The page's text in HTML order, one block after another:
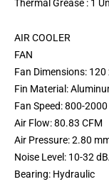
Thermal Grease : 1
AIR COOLER
FAN
Fan Dimensions:
Fin Material:
Fan Speed: 800-
Air Flow: 80.83 CFM
Air Pressure: 2.80
Noise Level: 10-32
Bearing: Hydraulic